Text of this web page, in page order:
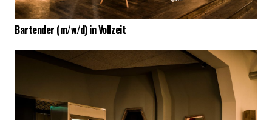
Bartender (m/w/d) in Vollzeit